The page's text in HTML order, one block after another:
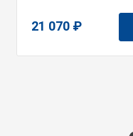
21 070 ₽